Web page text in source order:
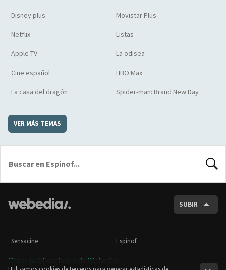
Disney plus Movistar Plus
Netflix Listas
Apple TV La odisea
Cine español HBO Max
La casa del dragón Spider-man: Brand New Day
VER MÁS TEMAS
SUBIR
Sensacine Espinof
Otras publicaciones de Webedia